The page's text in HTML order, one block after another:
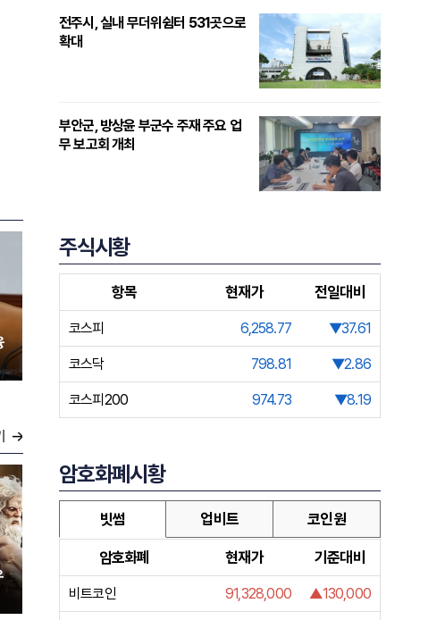
전주시, 실내 무더위쉼터 531곳으로
확대
부안군, 방상윤 부군수 주재 주요 업
무 보고회 개최
주식시황
항목 현재가 전일대비
코스피 6,258.77 ▼37.61
코스닥 798.81 ▼2.86
코스피200 974.73 ▼8.19
암호화폐시황
빗썸 업비트 코인원
암호화폐 현재가 기준대비
비트코인 91,328,000 ▲130,000